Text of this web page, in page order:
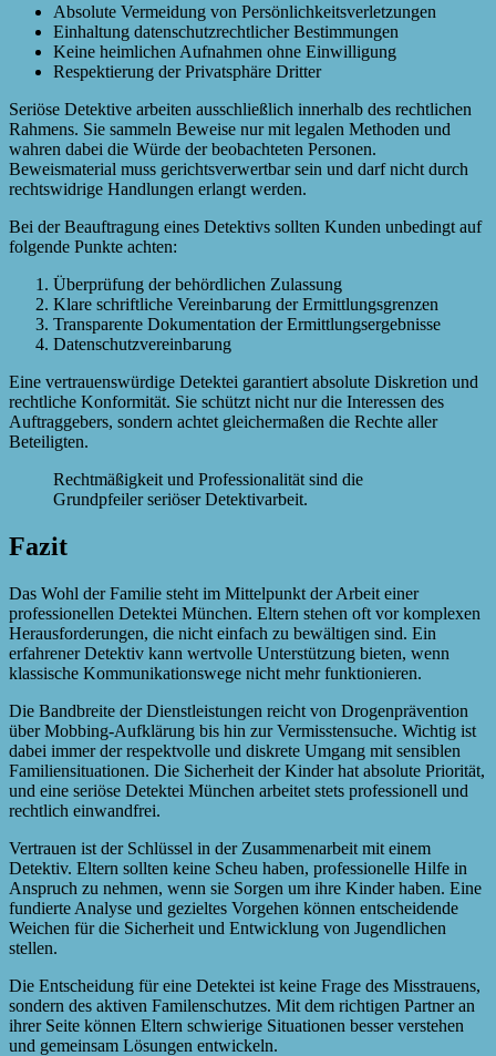
Absolute Vermeidung von Persönlichkeitsverletzungen
Einhaltung datenschutzrechtlicher Bestimmungen
Keine heimlichen Aufnahmen ohne Einwilligung
Respektierung der Privatsphäre Dritter
Seriöse Detektive arbeiten ausschließlich innerhalb des rechtlichen
Rahmens. Sie sammeln Beweise nur mit legalen Methoden und
wahren dabei die Würde der beobachteten Personen.
Beweismaterial muss gerichtsverwertbar sein und darf nicht durch
rechtswidrige Handlungen erlangt werden.
Bei der Beauftragung eines Detektivs sollten Kunden unbedingt auf
folgende Punkte achten:
Überprüfung der behördlichen Zulassung
Klare schriftliche Vereinbarung der Ermittlungsgrenzen
Transparente Dokumentation der Ermittlungsergebnisse
Datenschutzvereinbarung
Eine vertrauenswürdige Detektei garantiert absolute Diskretion und
rechtliche Konformität. Sie schützt nicht nur die Interessen des
Auftraggebers, sondern achtet gleichermaßen die Rechte aller
Beteiligten.
Rechtmäßigkeit und Professionalität sind die
Grundpfeiler seriöser Detektivarbeit.
Fazit
Das Wohl der Familie steht im Mittelpunkt der Arbeit einer
professionellen Detektei München. Eltern stehen oft vor komplexen
Herausforderungen, die nicht einfach zu bewältigen sind. Ein
erfahrener Detektiv kann wertvolle Unterstützung bieten, wenn
klassische Kommunikationswege nicht mehr funktionieren.
Die Bandbreite der Dienstleistungen reicht von Drogenprävention
über Mobbing-Aufklärung bis hin zur Vermisstensuche. Wichtig ist
dabei immer der respektvolle und diskrete Umgang mit sensiblen
Familiensituationen. Die Sicherheit der Kinder hat absolute Priorität,
und eine seriöse Detektei München arbeitet stets professionell und
rechtlich einwandfrei.
Vertrauen ist der Schlüssel in der Zusammenarbeit mit einem
Detektiv. Eltern sollten keine Scheu haben, professionelle Hilfe in
Anspruch zu nehmen, wenn sie Sorgen um ihre Kinder haben. Eine
fundierte Analyse und gezieltes Vorgehen können entscheidende
Weichen für die Sicherheit und Entwicklung von Jugendlichen
stellen.
Die Entscheidung für eine Detektei ist keine Frage des Misstrauens,
sondern des aktiven Familenschutzes. Mit dem richtigen Partner an
ihrer Seite können Eltern schwierige Situationen besser verstehen
und gemeinsam Lösungen entwickeln.